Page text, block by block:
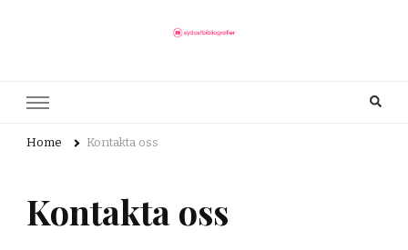
Home Kontakta oss
Kontakta oss